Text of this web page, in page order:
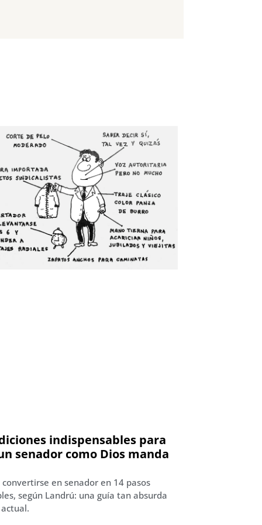
indispensables para
senador como Dios manda
convertirse en senador en 14 pasos
según Landrú: una guía tan absurda